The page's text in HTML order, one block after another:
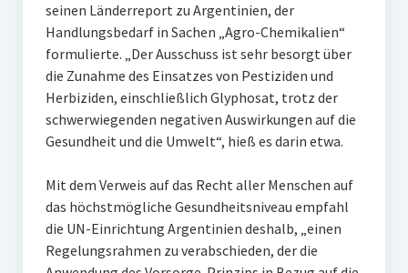
seinen Länderreport zu Argentinien, der
Handlungsbedarf in Sachen „Agro-Chemikalien“
formulierte. „Der Ausschuss ist sehr besorgt über
die Zunahme des Einsatzes von Pestiziden und
Herbiziden, einschließlich Glyphosat, trotz der
schwerwiegenden negativen Auswirkungen auf die
Gesundheit und die Umwelt“, hieß es darin etwa.
Mit dem Verweis auf das Recht aller Menschen auf
das höchstmögliche Gesundheitsniveau empfahl
die UN-Einrichtung Argentinien deshalb, „einen
Regelungsrahmen zu verabschieden, der die